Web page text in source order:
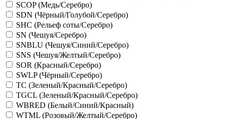
SCOP (Медь/Серебро)
SDN (Чёрный/Голубой/Серебро)
SHC (Рельеф соты/Серебро)
SN (Чешуя/Серебро)
SNBLU (Чешуя/Синий/Серебро)
SNS (Чешуя/Желтый/Серебро)
SOR (Красный/Серебро)
SWLP (Чёрный/Серебро)
TC (Зеленый/Красный/Серебро)
TGCL (Зеленый/Красный/Серебро)
WBRED (Белый/Синий/Красный)
WTML (Розовый/Желтый/Серебро)